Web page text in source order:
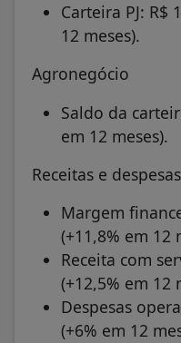
Carteira PJ: R$
12 meses).
Agronegócio
Saldo da
em 12 meses).
Receitas e despesas
Margem
(+11,8% em 12
Receita com
(+12,5% em 12
Despesas
(+6% em 12